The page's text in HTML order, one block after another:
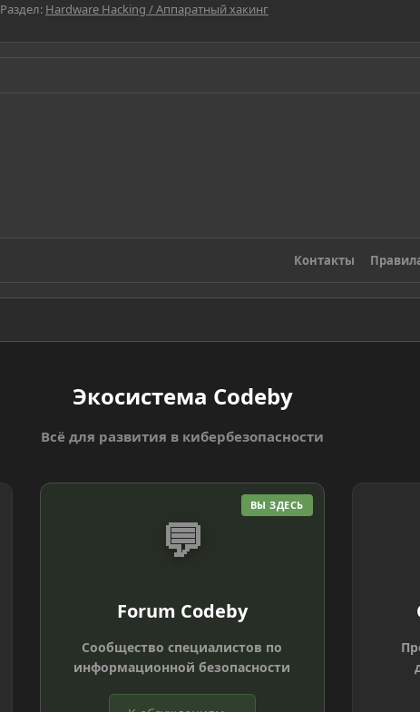
Раздел: Hardware Hacking / Аппаратный хакинг
Контакты
Экосистема Codeby
Всё для развития в кибербезопасности
ВЫ ЗДЕСЬ
💬
Forum Codeby
Сообщество специалистов по
информационной безопасности